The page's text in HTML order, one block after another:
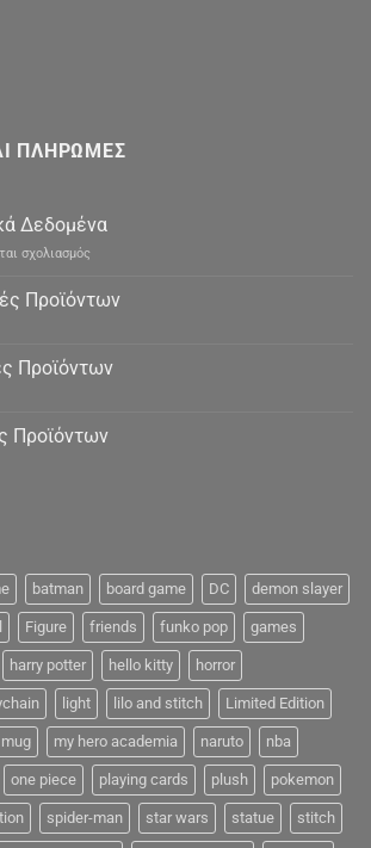
ΠΛΗΡΩΜΕΣ
Δεδομένα
σχολιασμός
Δεδομένα
Προϊόντων
Προϊόντων
Προϊόντων
batman board game DC demon slayer
Figure friends funko pop games
harry potter hello kitty horror
light lilo and stitch Limited Edition
mug my hero academia naruto nba
one piece playing cards plush pokemon
spider-man star wars statue stitch